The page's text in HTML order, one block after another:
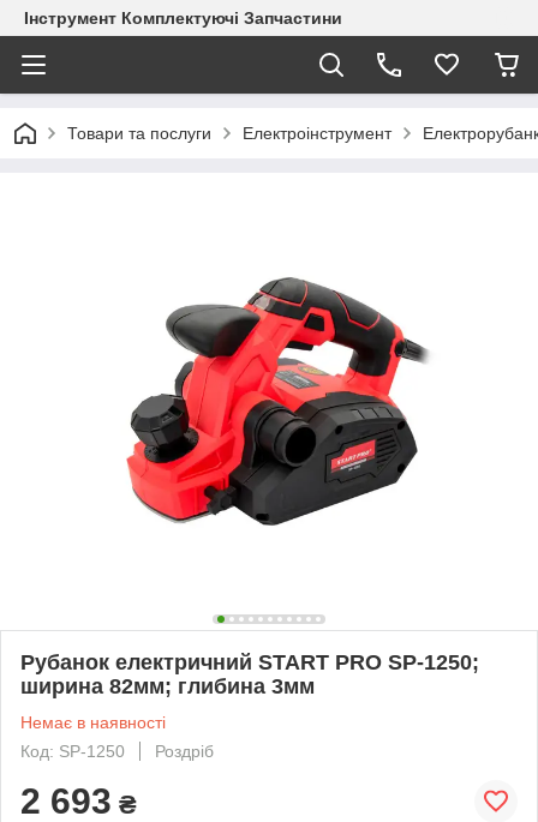
Інструмент Комплектуючі Запчастини
Товари та послуги Електроінструмент
Рубанок електричний START PRO SP-1250;
ширина 82мм; глибина 3мм
Немає в наявності
Код: SP-1250
Роздріб
2 693 ₴